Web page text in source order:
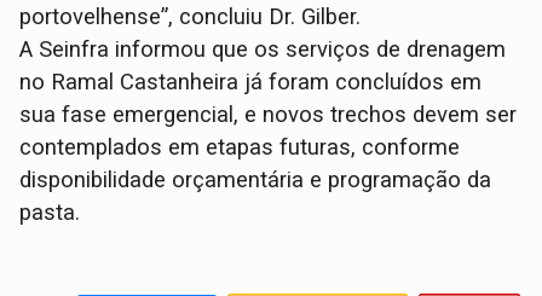
portovelhense”, concluiu Dr. Gilber.
A Seinfra informou que os serviços de drenagem
no Ramal Castanheira já foram concluídos em
sua fase emergencial, e novos trechos devem ser
contemplados em etapas futuras, conforme
disponibilidade orçamentária e programação da
pasta.